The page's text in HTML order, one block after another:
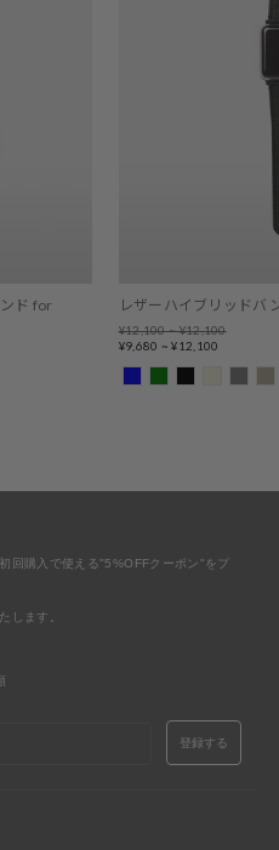
ド for
レザーハイブリッドバ
Regular
price
¥12,100 ~ ¥12,100
Sale
¥9,680 ~ ¥12,100
回購入で使える"5%OFFクーポン"をプ
します。
登録する